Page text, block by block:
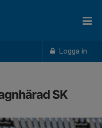
Logga in
SK